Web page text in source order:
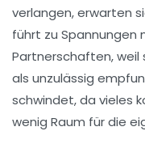
verlangen, erwarten
führt zu Spannungen
Partnerschaften,
als unzulässig
schwindet, da vieles
wenig Raum für die